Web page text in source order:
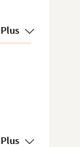
Plus
Plus